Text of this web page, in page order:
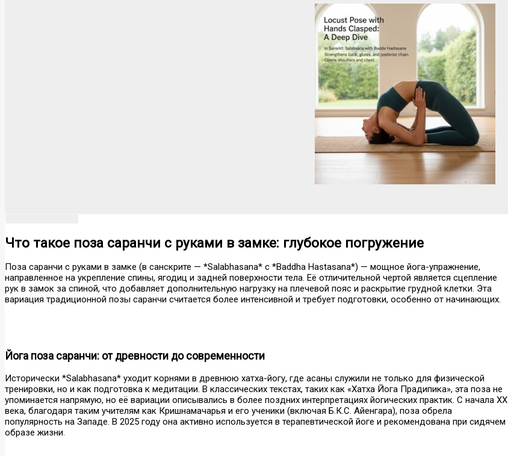
Что такое поза саранчи с руками в замке: глубокое погружение
Поза саранчи с руками в замке (в санскрите — *Salabhasana* с *Baddha Hastasana*) — мощное йога-упражнение,
направленное на укрепление спины, ягодиц и задней поверхности тела. Её отличительной чертой является сцепление
рук в замок за спиной, что добавляет дополнительную нагрузку на плечевой пояс и раскрытие грудной клетки. Эта
вариация традиционной позы саранчи считается более интенсивной и требует подготовки, особенно от начинающих.
Йога поза саранчи: от древности до современности
Исторически *Salabhasana* уходит корнями в древнюю хатха-йогу, где асаны служили не только для физической
тренировки, но и как подготовка к медитации. В классических текстах, таких как «Хатха Йога Прадипика», эта поза не
упоминается напрямую, но её вариации описывались в более поздних интерпретациях йогических практик. С начала XX
века, благодаря таким учителям как Кришнамачарья и его ученики (включая Б.К.С. Айенгара), поза обрела
популярность на Западе. В 2025 году она активно используется в терапевтической йоге и рекомендована при сидячем
образе жизни.